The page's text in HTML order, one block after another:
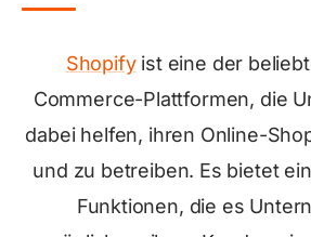
Shopifyist eine der
Commerce-Plattformen, die
dabei helfen, ihren Online-
und zu betreiben. Es bietet
Funktionen, die es